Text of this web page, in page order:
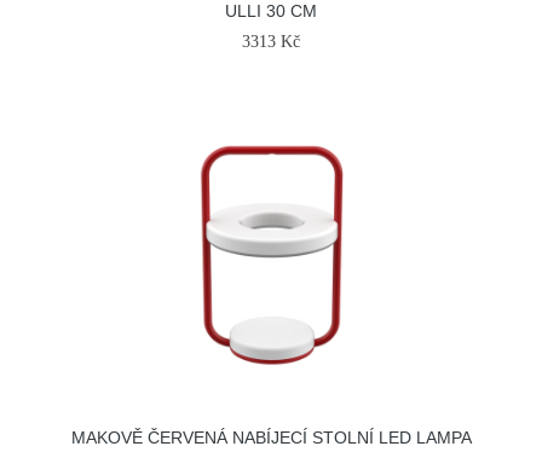
ULLI 30 CM
3313 Kč
MAKOVĚ ČERVENÁ NABÍJECÍ STOLNÍ LED LAMPA